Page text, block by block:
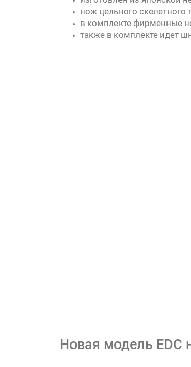
нож цельного скелетного
в комплекте фирменные
также в комплекте идет
Новая модель EDC